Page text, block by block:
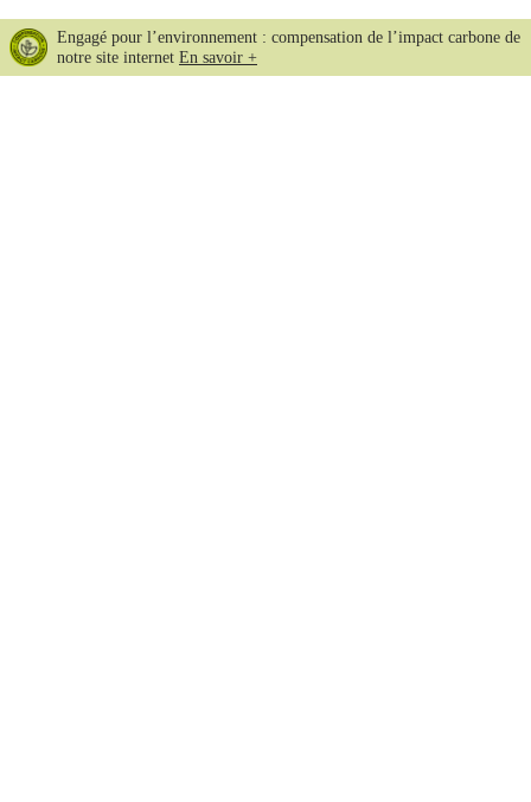
Engagé pour l’environnement : compensation de l’impact carbone de
notre site internet En savoir +